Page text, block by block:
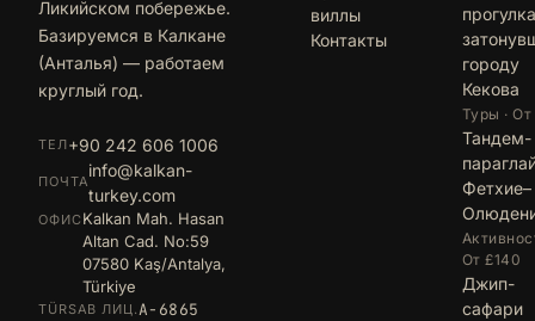
Ликийском побережье.
Базируемся в Калкане
(Анталья) — работаем
круглый год.
ТЕЛ+90 242 606 1006
ПОЧТА
info@kalkan-
turkey.com
ОФИС Kalkan Mah. Hasan
Altan Cad. No:59
07580 Kaş/Antalya,
Türkiye
TÜRSAB ЛИЦ.A-6865
виллы
Контакты
городу
Кекова
Туры ·
Тандем-
Фетхие–
От £140
Джип-
сафари